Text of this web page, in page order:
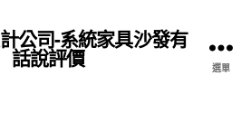
公司-系統家具沙發有
話說評價 選單